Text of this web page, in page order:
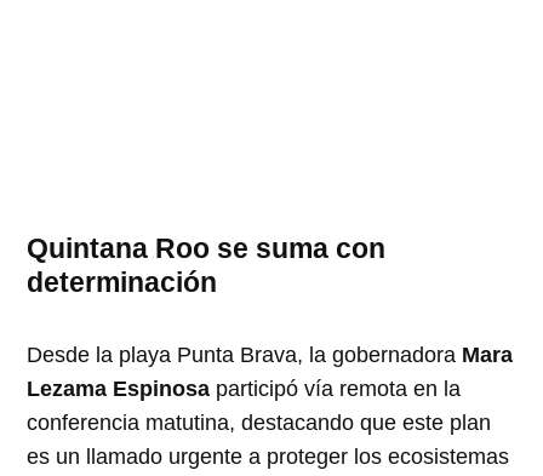
Quintana Roo se suma con
determinación
Desde la playa Punta Brava, la gobernadora Mara
Lezama Espinosa participó vía remota en la
conferencia matutina, destacando que este plan
es un llamado urgente a proteger los ecosistemas